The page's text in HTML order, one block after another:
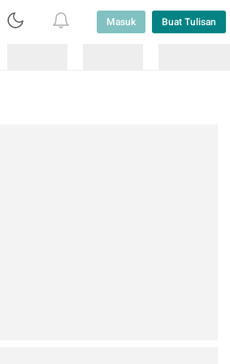
Masuk Buat Tulisan